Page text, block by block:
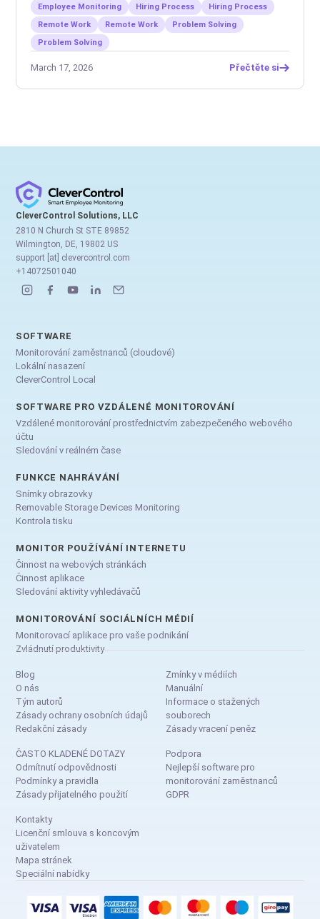
Employee Monitoring
Hiring Process
Hiring Process
Remote Work
Remote Work
Problem Solving
Problem Solving
March 17, 2026 Přečtěte si
CleverControl Solutions, LLC
2810 N Church St STE 89852
Wilmington, DE, 19802 US
support [at] clevercontrol.com
+14072501040
SOFTWARE
Monitorování zaměstnanců (cloudové)
Lokální nasazení
CleverControl Local
SOFTWARE PRO VZDÁLENÉ MONITOROVÁNÍ
Vzdálené monitorování prostřednictvím zabezpečeného webového
účtu
Sledování v reálném čase
FUNKCE NAHRÁVÁNÍ
Snímky obrazovky
Removable Storage Devices Monitoring
Kontrola tisku
MONITOR POUŽÍVÁNÍ INTERNETU
Činnost na webových stránkách
Činnost aplikace
Sledování aktivity vyhledávačů
MONITOROVÁNÍ SOCIÁLNÍCH MÉDIÍ
Monitorovací aplikace pro vaše podnikání
Zvládnutí produktivity
Blog
O nás
Tým autorů
Zásady ochrany osobních údajů
Redakční zásady
Zmínky v médiích
Manuální
Informace o stažených
souborech
Zásady vracení peněz
ČASTO KLADENÉ DOTAZY
Odmítnutí odpovědnosti
Podmínky a pravidla
Zásady přijatelného použití
Podpora
Nejlepší software pro
monitorování zaměstnanců
GDPR
Kontakty
Licenční smlouva s koncovým
uživatelem
Mapa stránek
Speciální nabídky